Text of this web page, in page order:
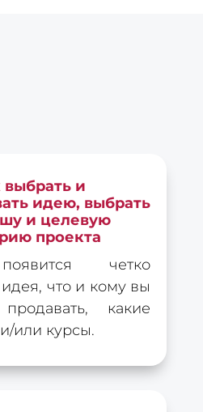
znaniyax/ [...]
будет опубликован.
помечены
выбрать и
идею, выбрать
и целевую
проекта
четко
что и кому вы
какие
или курсы.